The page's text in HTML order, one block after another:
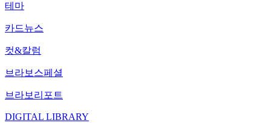
테마
카드뉴스
컷&칼럼
브라보스페셜
브라보리포트
DIGITAL LIBRARY